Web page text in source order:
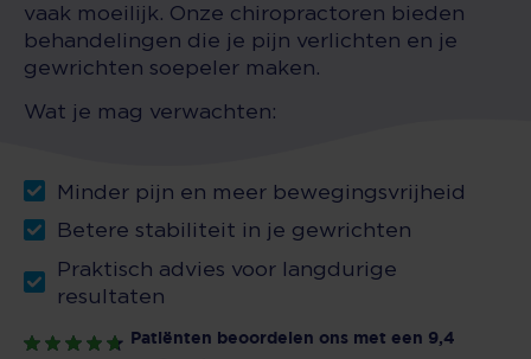
vaak moeilijk. Onze chiropractoren bieden
behandelingen die je pijn verlichten en je
gewrichten soepeler maken.
Wat je mag verwachten:
Minder pijn en meer bewegingsvrijheid
Betere stabiliteit in je gewrichten
Praktisch advies voor langdurige
resultaten
Patiënten beoordelen ons met een 9,4